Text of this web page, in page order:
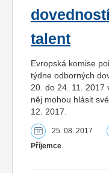
talent
Evropská komise
týdne odborných
20. do 24. 11. 2017
něj mohou hlásit
12. 2017.
25. 08. 2017
Příjemce